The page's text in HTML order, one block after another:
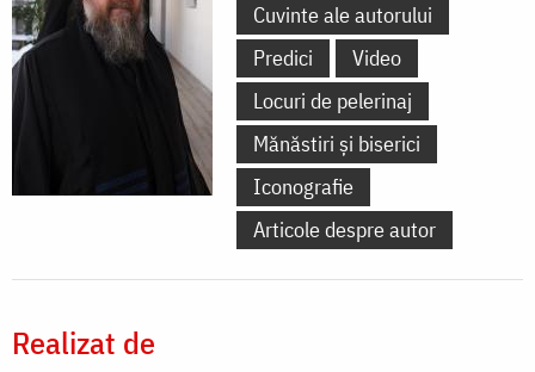
Cuvinte ale autorului
Predici
Video
Locuri de pelerinaj
Mănăstiri și biserici
Iconografie
Articole despre autor
Realizat de